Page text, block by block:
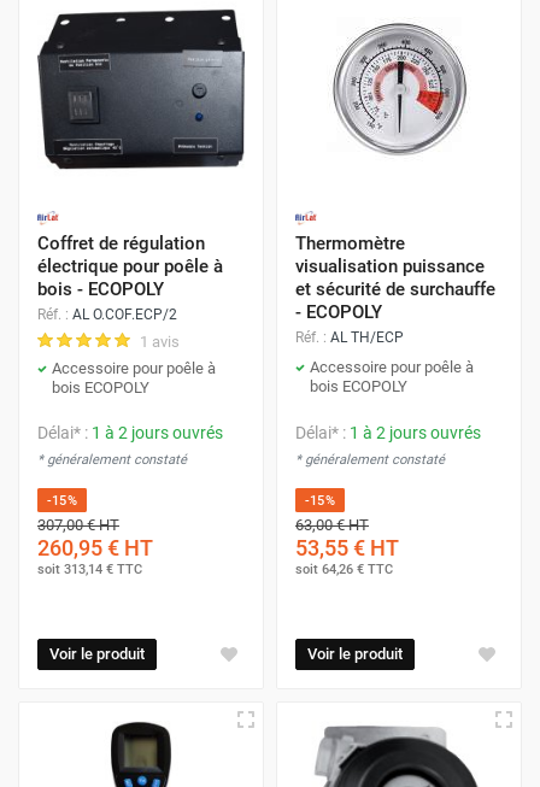
Coffret de régulation
électrique pour poêle à
bois - ECOPOLY
Réf. : AL O.COF.ECP/2
1 avis
Accessoire pour poêle à
bois ECOPOLY
Délai* : 1 à 2 jours ouvrés
* généralement constaté
-15%
307,00 €HT
260,95 € HT
soit 313,14 € TTC
Voir le produit
Thermomètre
visualisation puissance
et sécurité de surchauffe
- ECOPOLY
Réf. : AL TH/ECP
Accessoire pour poêle à
bois ECOPOLY
Délai* : 1 à 2 jours ouvrés
* généralement constaté
-15%
63,00 €HT
53,55 € HT
soit 64,26 € TTC
Voir le produit